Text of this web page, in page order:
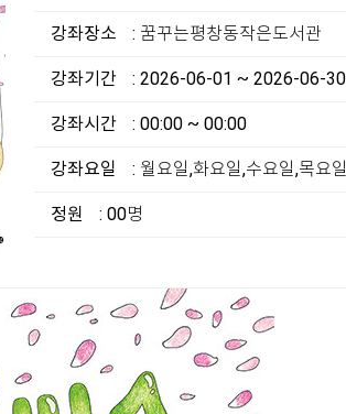
강좌장소 : 꿈꾸는평창동작은도서관
강좌기간 : 2026-06-01 ~ 2026-06-30
강좌시간 : 00:00 ~ 00:00
강좌요일 : 월요일,화요일,수요일,목요
정원 : 00명